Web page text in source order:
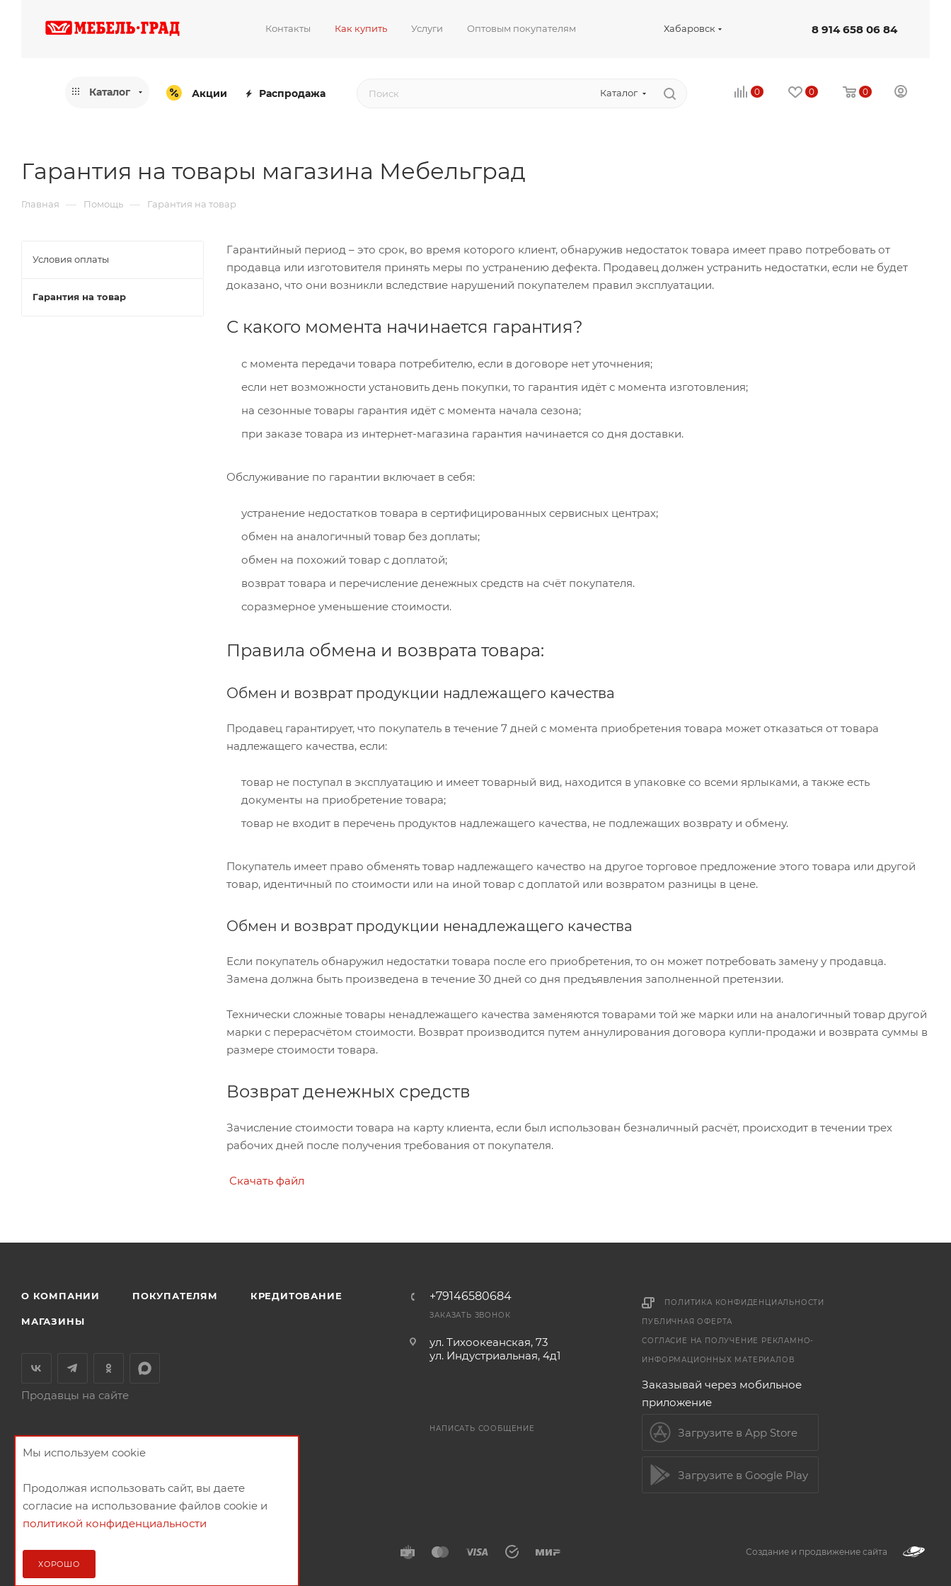
Контакты Как купить Услуги Оптовым покупателям Хабаровск 8 914 658 06 84
Каталог Акции Распродажа Каталог 0 0 0
Гарантия на товары магазина Мебельград
Главная — Помощь — Гарантия на товар
Гарантийный период – это срок, во время которого клиент, обнаружив недостаток товара имеет право потребовать от
продавца или изготовителя принять меры по устранению дефекта. Продавец должен устранить недостатки, если не будет
доказано, что они возникли вследствие нарушений покупателем правил эксплуатации.
С какого момента начинается гарантия?
с момента передачи товара потребителю, если в договоре нет уточнения;
если нет возможности установить день покупки, то гарантия идёт с момента изготовления;
на сезонные товары гарантия идёт с момента начала сезона;
при заказе товара из интернет-магазина гарантия начинается со дня доставки.
Обслуживание по гарантии включает в себя:
устранение недостатков товара в сертифицированных сервисных центрах;
обмен на аналогичный товар без доплаты;
обмен на похожий товар с доплатой;
возврат товара и перечисление денежных средств на счёт покупателя.
соразмерное уменьшение стоимости.
Правила обмена и возврата товара:
Обмен и возврат продукции надлежащего качества
Продавец гарантирует, что покупатель в течение 7 дней с момента приобретения товара может отказаться от товара
надлежащего качества, если:
товар не поступал в эксплуатацию и имеет товарный вид, находится в упаковке со всеми ярлыками, а также есть
документы на приобретение товара;
товар не входит в перечень продуктов надлежащего качества, не подлежащих возврату и обмену.
Покупатель имеет право обменять товар надлежащего качество на другое торговое предложение этого товара или другой
товар, идентичный по стоимости или на иной товар с доплатой или возвратом разницы в цене.
Обмен и возврат продукции ненадлежащего качества
Если покупатель обнаружил недостатки товара после его приобретения, то он может потребовать замену у продавца.
Замена должна быть произведена в течение 30 дней со дня предъявления заполненной претензии.
Технически сложные товары ненадлежащего качества заменяются товарами той же марки или на аналогичный товар другой
марки с перерасчётом стоимости. Возврат производится путем аннулирования договора купли-продажи и возврата суммы в
размере стоимости товара.
Возврат денежных средств
Зачисление стоимости товара на карту клиента, если был использован безналичный расчёт, происходит в течении трех
рабочих дней после получения требования от покупателя.
Скачать файл
Условия оплаты
Гарантия на товар
О КОМПАНИИ ПОКУПАТЕЛЯМ КРЕДИТОВАНИЕ
МАГАЗИНЫ
Продавцы на сайте
+79146580684
ЗАКАЗАТЬ ЗВОНОК
ул. Тихоокеанская, 73
ул. Индустриальная, 4д1
НАПИСАТЬ СООБЩЕНИЕ
ПОЛИТИКА КОНФИДЕНЦИАЛЬНОСТИ
ПУБЛИЧНАЯ ОФЕРТА
СОГЛАСИЕ НА ПОЛУЧЕНИЕ РЕКЛАМНО-
ИНФОРМАЦИОННЫХ МАТЕРИАЛОВ
Заказывай через мобильное
приложение
Загрузите в App Store
Загрузите в Google Play
Создание и продвижение сайта
Мы используем cookie
Продолжая использовать сайт, вы даете
согласие на использование файлов cookie и
политикой конфиденциальности
ХОРОШО